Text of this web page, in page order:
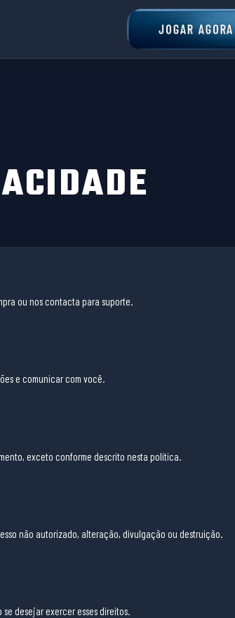
JOGAR AGORA
ou nos contacta para suporte.
e comunicar com você.
exceto conforme descrito nesta política.
não autorizado, alteração, divulgação ou destruição.
desejar exercer esses direitos.